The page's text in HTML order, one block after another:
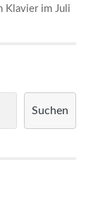
Klavier im Juli
Suchen